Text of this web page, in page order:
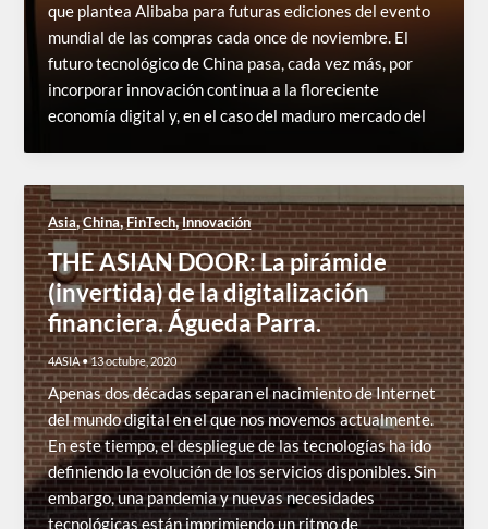
que plantea Alibaba para futuras ediciones del evento
mundial de las compras cada once de noviembre. El
futuro tecnológico de China pasa, cada vez más, por
incorporar innovación continua a la floreciente
economía digital y, en el caso del maduro mercado del
Asia,China,FinTech,Innovación
THE ASIAN DOOR: La pirámide
(invertida) de la digitalización
financiera. Águeda Parra.
4ASIA•13 octubre, 2020
Apenas dos décadas separan el nacimiento de Internet
del mundo digital en el que nos movemos actualmente.
En este tiempo, el despliegue de las tecnologías ha ido
definiendo la evolución de los servicios disponibles. Sin
embargo, una pandemia y nuevas necesidades
tecnológicas están imprimiendo un ritmo de